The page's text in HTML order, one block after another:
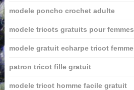
modele poncho crochet adulte
modele tricots gratuits pour femmes
modele gratuit echarpe tricot femme
patron tricot fille gratuit
modele tricot homme facile gratuit